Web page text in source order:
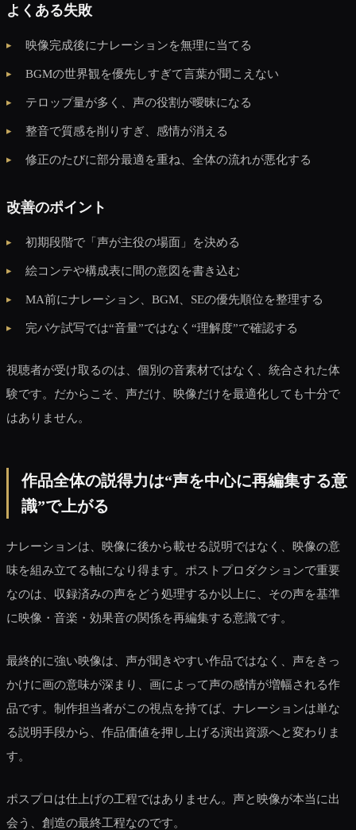
よくある失敗
映像完成後にナレーションを無理に当てる
BGMの世界観を優先しすぎて言葉が聞こえない
テロップ量が多く、声の役割が曖昧になる
整音で質感を削りすぎ、感情が消える
修正のたびに部分最適を重ね、全体の流れが悪化する
改善のポイント
初期段階で「声が主役の場面」を決める
絵コンテや構成表に間の意図を書き込む
MA前にナレーション、BGM、SEの優先順位を整理する
完パケ試写では“音量”ではなく“理解度”で確認する
視聴者が受け取るのは、個別の音素材ではなく、統合された体
験です。だからこそ、声だけ、映像だけを最適化しても十分で
はありません。
作品全体の説得力は“声を中心に再編集する意
識”で上がる
ナレーションは、映像に後から載せる説明ではなく、映像の意
味を組み立てる軸になり得ます。ポストプロダクションで重要
なのは、収録済みの声をどう処理するか以上に、その声を基準
に映像・音楽・効果音の関係を再編集する意識です。
最終的に強い映像は、声が聞きやすい作品ではなく、声をきっ
かけに画の意味が深まり、画によって声の感情が増幅される作
品です。制作担当者がこの視点を持てば、ナレーションは単な
る説明手段から、作品価値を押し上げる演出資源へと変わりま
す。
ポスプロは仕上げの工程ではありません。声と映像が本当に出
会う、創造の最終工程なのです。